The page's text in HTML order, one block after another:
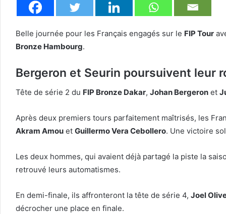
Belle journée pour les Français engagés sur le FIP Tour
Bronze Hambourg.
Bergeron et Seurin poursuivent leur
Tête de série 2 du FIP Bronze Dakar, Johan Bergeron et
Après deux premiers tours parfaitement maîtrisés, les
Akram Amou et Guillermo Vera Cebollero. Une victoire
Les deux hommes, qui avaient déjà partagé la piste la
retrouvé leurs automatismes.
En demi-finale, ils affronteront la tête de série 4, Joel
décrocher une place en finale.